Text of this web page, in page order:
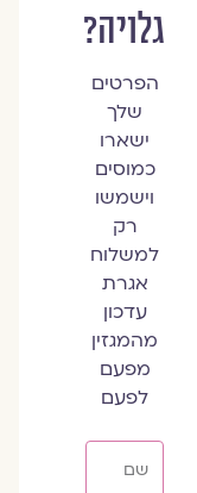
גלויה?
הפרטים
שלך
ישארו
כמוסים
וישמשו
רק
למשלוח
אגרת
עדכון
מהמגזין
מפעם
לפעם